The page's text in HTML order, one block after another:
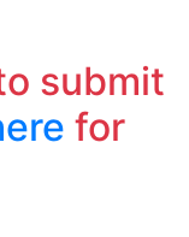
submit
for